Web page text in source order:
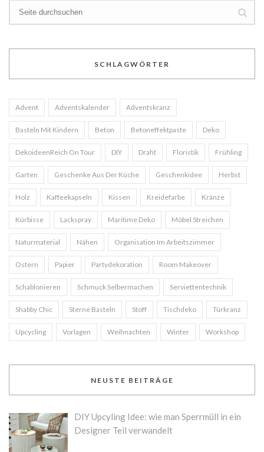
SCHLAGWÖRTER
Advent Adventskalender Adventskranz
Basteln Mit Kindern Beton Betoneffektpaste Deko
DekoideenReich On Tour DIY Draht Floristik Frühling
Garten Geschenke Aus Der Küche Geschenkidee Herbst
Holz Kaffeekapseln Kissen Kreidefarbe Kränze
Kürbisse Lackspray Maritime Deko Möbel Streichen
Naturmaterial Nähen Organisation Im Arbeitszimmer
Ostern Papier Partydekoration Room Makeover
Schablonieren Schmuck Selbermachen Serviettentechnik
Shabby Chic Sterne Basteln Stoff Tischdeko Türkranz
Upcycling Vorlagen Weihnachten Winter Workshop
NEUSTE BEITRÄGE
DIY Upcyling Idee: wie man Sperrmüll in ein
Designer Teil verwandelt